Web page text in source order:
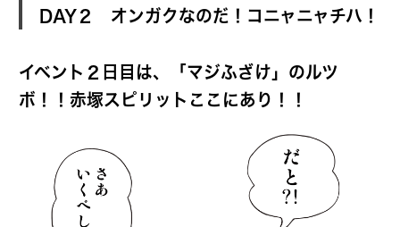
DAY２ オンガクなのだ！コニャニャチハ！
イベント２日目は、「マジふざけ」のルツ
ボ！！赤塚スピリットここにあり！！